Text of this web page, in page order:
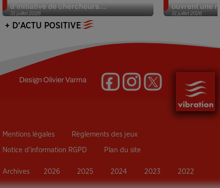
31 juillet 2026
d’initiative de chercheurs...
31 juillet 2026
ouvrent une
+ D'ACTU POSITIVE
DesignOlivier Varma
Mentions légales Règlements des jeux
Notice d’information RGPD Plan du site
Archives 2026 2025 2024 2023 2022